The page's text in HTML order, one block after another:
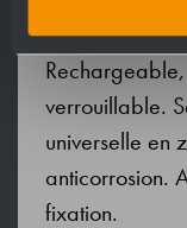
jauge de
verrouillable.
universelle en
anticorrosion.
fixation.